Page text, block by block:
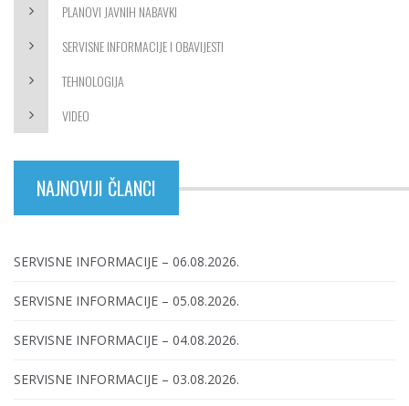
PLANOVI JAVNIH NABAVKI
SERVISNE INFORMACIJE I OBAVIJESTI
TEHNOLOGIJA
VIDEO
NAJNOVIJI ČLANCI
SERVISNE INFORMACIJE – 06.08.2026.
SERVISNE INFORMACIJE – 05.08.2026.
SERVISNE INFORMACIJE – 04.08.2026.
SERVISNE INFORMACIJE – 03.08.2026.